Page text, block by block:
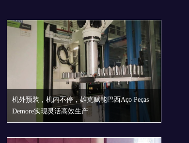
机外预装，机内不停，雄克赋能巴西Aço Peças
Demore实现灵活高效生产